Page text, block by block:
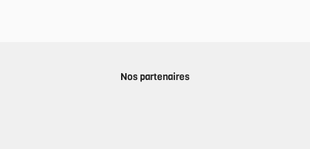
Nos partenaires